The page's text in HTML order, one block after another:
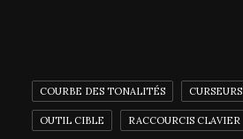
COURBE DES TONALITÉS CURSEURS
OUTIL CIBLE RACCOURCIS CLAVIER